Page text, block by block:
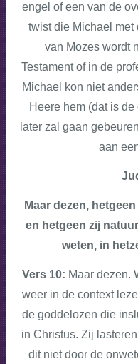
engel of een van de
twist die Michael
van Mozes wordt
Testament of in de
Michael kon niet
Heere hem (dat is
later zal gaan
aan
Maar dezen,
en hetgeen zij
weten, in
Vers 10: Maar dezen.
weer in de context
de goddelozen die
in Christus. Zij
dit niet door de